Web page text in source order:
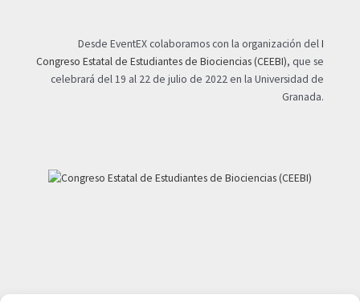
Desde EventEX colaboramos con la organización delI
Congreso Estatal de Estudiantes de Biociencias (CEEBI), que se
celebrará del 19 al 22 de julio de 2022 en la Universidad de
Granada.